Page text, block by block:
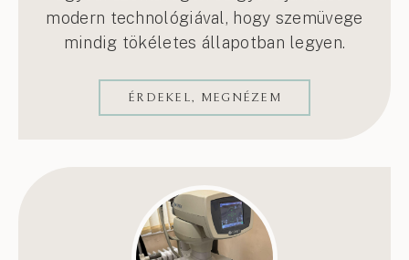
modern technológiával, hogy szemüvege
mindig tökéletes állapotban legyen.
ÉRDEKEL, MEGNÉZEM